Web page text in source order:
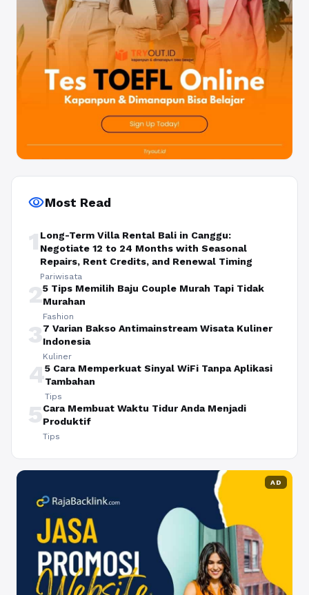
visibilityMost Read
1 Long-Term Villa Rental Bali in Canggu:
Negotiate 12 to 24 Months with Seasonal
Repairs, Rent Credits, and Renewal Timing
Pariwisata
25 Tips Memilih Baju Couple Murah Tapi Tidak
Murahan
Fashion
37 Varian Bakso Antimainstream Wisata Kuliner
Indonesia
Kuliner
45 Cara Memperkuat Sinyal WiFi Tanpa Aplikasi
Tambahan
Tips
5Cara Membuat Waktu Tidur Anda Menjadi
Produktif
Tips
AD